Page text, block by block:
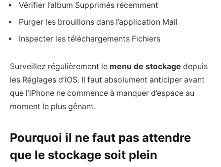
Vérifier l’album Supprimés récemment
Purger les brouillons dans l’application Mail
Inspecter les téléchargements Fichiers
Surveillez régulièrement le menu de stockage depuis
les Réglages d’iOS. Il faut absolument anticiper avant
que l’iPhone ne commence à manquer d’espace au
moment le plus gênant.
Pourquoi il ne faut pas attendre
que le stockage soit plein